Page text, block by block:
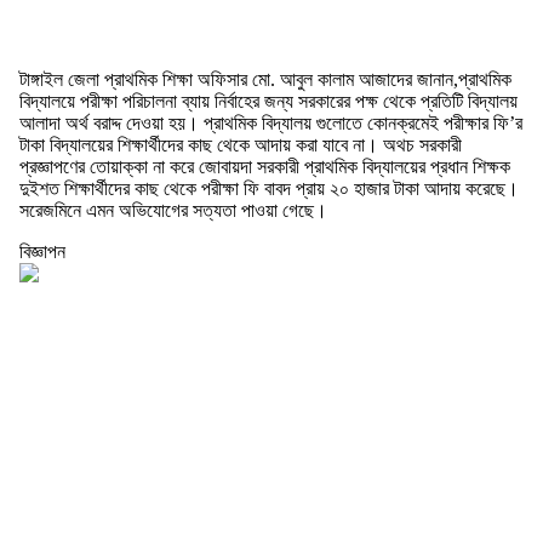
টাঙ্গাইল জেলা প্রাথমিক শিক্ষা অফিসার মো. আবুল কালাম আজাদের জানান,প্রাথমিক
বিদ্যালয়ে পরীক্ষা পরিচালনা ব্যায় নির্বাহের জন্য সরকারের পক্ষ থেকে প্রতিটি বিদ্যালয়
আলাদা অর্থ বরাদ্দ দেওয়া হয়। প্রাথমিক বিদ্যালয় গুলোতে কোনক্রমেই পরীক্ষার ফি’র
টাকা বিদ্যালয়ের শিক্ষার্থীদের কাছ থেকে আদায় করা যাবে না। অথচ সরকারী
প্রজ্ঞাপণের তোয়াক্কা না করে জোবায়দা সরকারী প্রাথমিক বিদ্যালয়ের প্রধান শিক্ষক
দুইশত শিক্ষার্থীদের কাছ থেকে পরীক্ষা ফি বাবদ প্রায় ২০ হাজার টাকা আদায় করেছে।
সরেজমিনে এমন অভিযোগের সত্যতা পাওয়া গেছে।
বিজ্ঞাপন